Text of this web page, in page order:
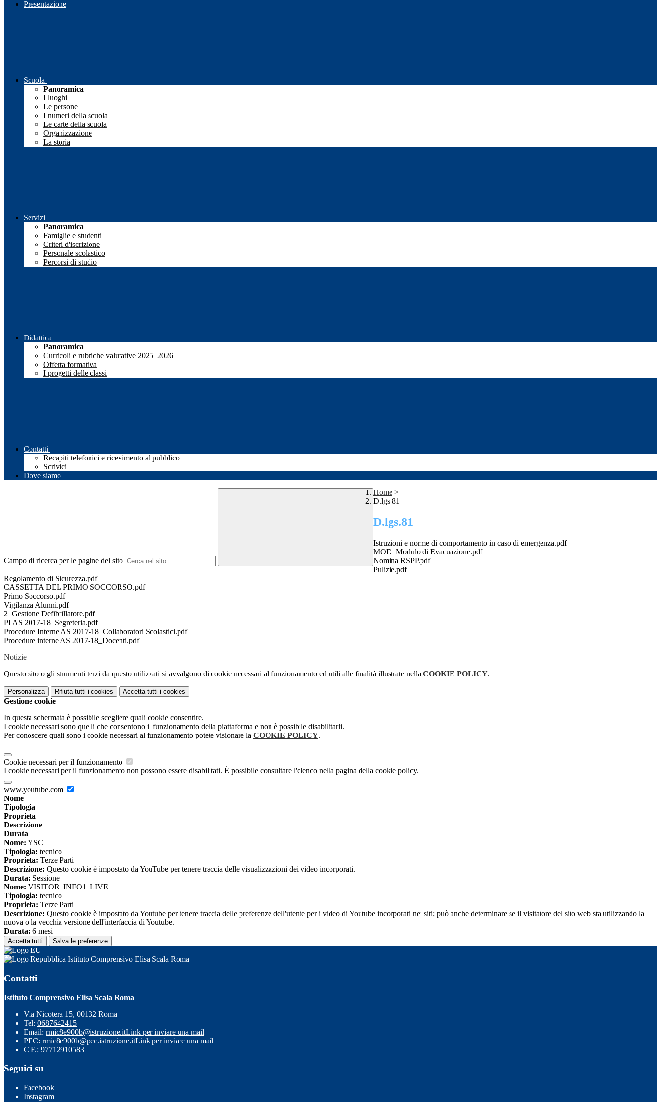
Presentazione
Scuola
Panoramica
I luoghi
Le persone
I numeri della scuola
Le carte della scuola
Organizzazione
La storia
Servizi
Panoramica
Famiglie e studenti
Criteri d'iscrizione
Personale scolastico
Percorsi di studio
Didattica
Panoramica
Curricoli e rubriche valutative 2025_2026
Offerta formativa
I progetti delle classi
Contatti
Recapiti telefonici e ricevimento al pubblico
Scrivici
Dove siamo
Campo di ricerca per le pagine del sito
Home >
D.lgs.81
D.lgs.81
Istruzioni e norme di comportamento in caso di emergenza.pdf
MOD_Modulo di Evacuazione.pdf
Nomina RSPP.pdf
Pulizie.pdf
Regolamento di Sicurezza.pdf
CASSETTA DEL PRIMO SOCCORSO.pdf
Primo Soccorso.pdf
Vigilanza Alunni.pdf
2_Gestione Defibrillatore.pdf
PI AS 2017-18_Segreteria.pdf
Procedure Interne AS 2017-18_Collaboratori Scolastici.pdf
Procedure interne AS 2017-18_Docenti.pdf
Notizie
Questo sito o gli strumenti terzi da questo utilizzati si avvalgono di cookie necessari al funzionamento ed utili alle finalità illustrate nella COOKIE POLICY.
Personalizza Rifiuta tutti i cookies Accetta tutti i cookies
Gestione cookie
In questa schermata è possibile scegliere quali cookie consentire.
I cookie necessari sono quelli che consentono il funzionamento della piattaforma e non è possibile disabilitarli.
Per conoscere quali sono i cookie necessari al funzionamento potete visionare la COOKIE POLICY.
Cookie necessari per il funzionamento
I cookie necessari per il funzionamento non possono essere disabilitati. È possibile consultare l'elenco nella pagina della cookie policy.
www.youtube.com
Nome
Tipologia
Proprieta
Descrizione
Durata
Nome: YSC
Tipologia: tecnico
Proprieta: Terze Parti
Descrizione: Questo cookie è impostato da YouTube per tenere traccia delle visualizzazioni dei video incorporati.
Durata: Sessione
Nome: VISITOR_INFO1_LIVE
Tipologia: tecnico
Proprieta: Terze Parti
Descrizione: Questo cookie è impostato da Youtube per tenere traccia delle preferenze dell'utente per i video di Youtube incorporati nei siti; può anche determinare se il visitatore del sito web sta utilizzando la
nuova o la vecchia versione dell'interfaccia di Youtube.
Durata: 6 mesi
Accetta tutti Salva le preferenze
Istituto Comprensivo Elisa Scala Roma
Contatti
Istituto Comprensivo Elisa Scala Roma
Via Nicotera 15, 00132 Roma
Tel: 0687642415
Email: rmic8e900b@istruzione.itLink per inviare una mail
PEC: rmic8e900b@pec.istruzione.itLink per inviare una mail
C.F.: 97712910583
Seguici su
Facebook
Instagram